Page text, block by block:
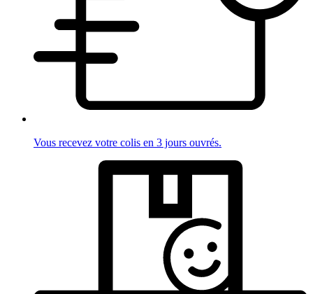
Vous recevez votre colis en 3 jours ouvrés.